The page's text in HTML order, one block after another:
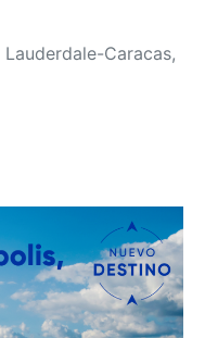
Caracas,